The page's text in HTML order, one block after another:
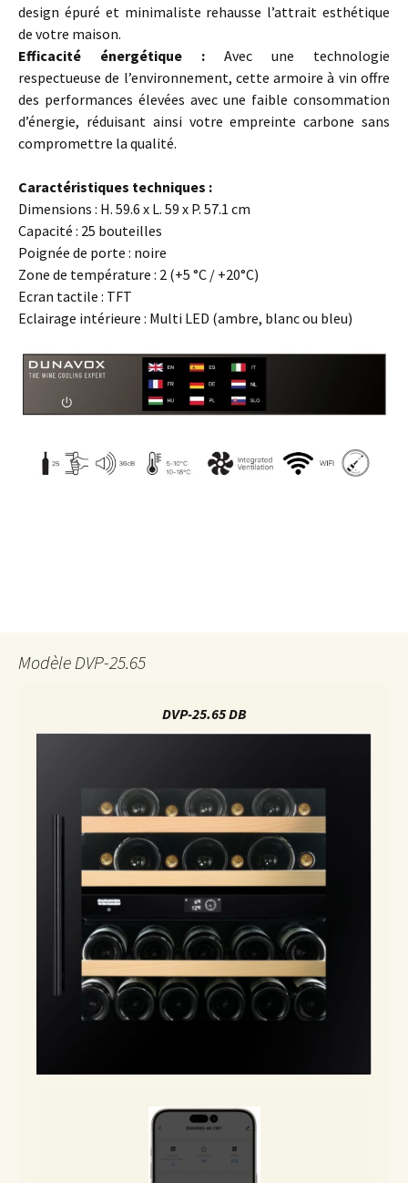
design épuré et minimaliste rehausse l’attrait esthétique
de votre maison.
Efficacité énergétique : Avec une technologie
respectueuse de l’environnement, cette armoire à vin offre
des performances élevées avec une faible consommation
d’énergie, réduisant ainsi votre empreinte carbone sans
compromettre la qualité.
Caractéristiques techniques :
Dimensions : H. 59.6 x L. 59 x P. 57.1 cm
Capacité : 25 bouteilles
Poignée de porte : noire
Zone de température : 2 (+5 °C / +20°C)
Ecran tactile : TFT
Eclairage intérieure : Multi LED (ambre, blanc ou bleu)
Modèle DVP-25.65
DVP-25.65 DB